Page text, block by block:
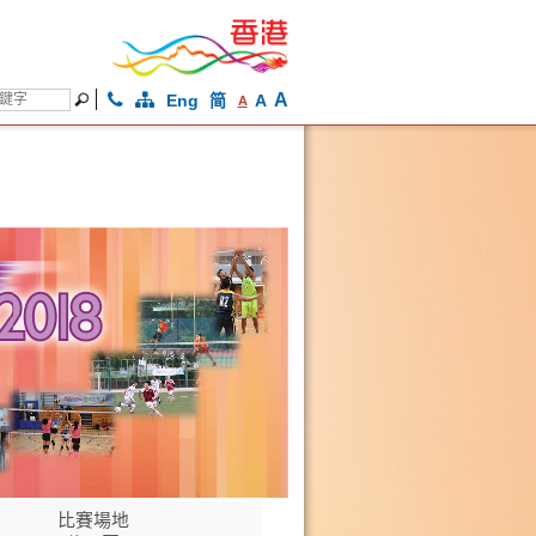
Eng 简 A A A
比賽場地